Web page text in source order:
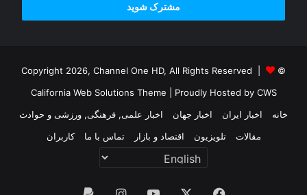
وارد
© Copyright 2026, Channel One HD, All Rights Reserved |
California Web Solutions Theme | Proudly Hosted by CWS
خانه
اخبار ایران اخبار جهان
اخبار علمی, فرهنگی, ورزشی و حوادث
مقالات
تلویزیون اقتصاد و بازار تماس با ما کاربران